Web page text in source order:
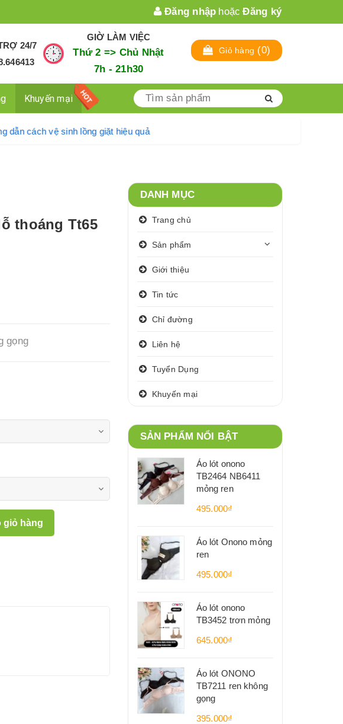
Đăng nhập hoặc Đăng ký
24/7
GIỜ LÀM VIỆC
Thứ 2 => Chủ Nhật
7h - 21h30
Giỏ hàng (0)
Khuyến mại
➤ Hướng dẫn cách vệ sinh lồng giặt hiệu quả
thoáng Tt65
gọng
giỏ hàng
DANH MỤC
Trang chủ
Sản phẩm
Giới thiệu
Tin tức
Chỉ đường
Liên hệ
Tuyển Dụng
Khuyến mại
SẢN PHẨM NỔI BẬT
Áo lót onono
TB2464 NB6411
mỏng ren
495.000₫
Áo lót Onono mỏng
ren
495.000₫
Áo lót onono
TB3452 trơn mỏng
645.000₫
Áo lót ONONO
TB7211 ren không
gọng
395.000₫